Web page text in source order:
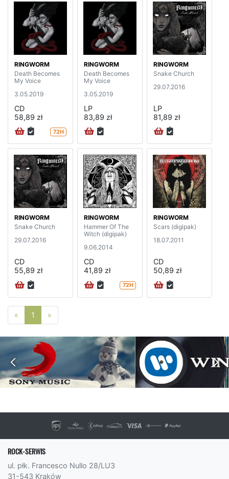
RINGWORM
Death Becomes
My Voice
3.05.2019
CD
58,89 zł
72H
RINGWORM
Death Becomes
My Voice
3.05.2019
LP
83,89 zł
RINGWORM
Snake Church
29.07.2016
LP
81,89 zł
RINGWORM
Snake Church
29.07.2016
CD
55,89 zł
RINGWORM
Hammer Of The
Witch (digipak)
9.06.2014
CD
41,89 zł
72H
RINGWORM
Scars (digipak)
18.07.2011
CD
50,89 zł
« Poprzednia strona
1 »
ROCK-SERWIS
ul. płk. Francesco Nullo 28/LU3
31-543 Kraków